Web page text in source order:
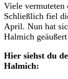
Viele
Schließlich fiel
April. Nun hat
Halmich
Hier siehst du
Halmich: